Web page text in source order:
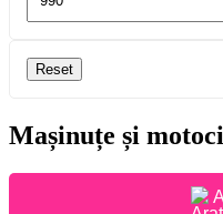
Reset
Mașinuțe și